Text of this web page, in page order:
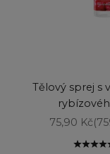
Tělový sprej s
Prodejní
75,90 Kč